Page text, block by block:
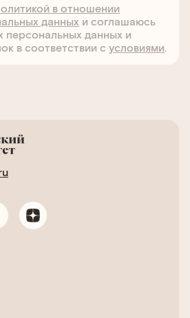
в отношении
данных и соглашаюсь
персональных данных и
в соответствии с условиями